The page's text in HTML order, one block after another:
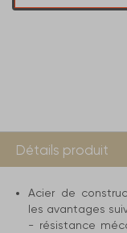
Détails produit
Acier de
les avantages
- résistance